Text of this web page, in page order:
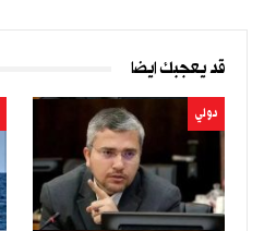
قد يعجبك ايضا
دولي